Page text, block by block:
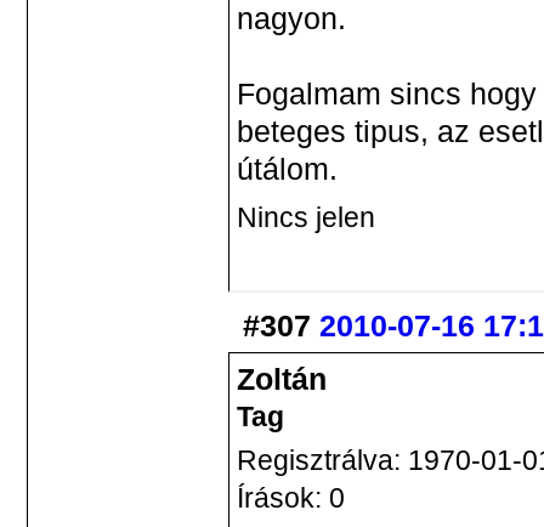
nagyon.
Fogalmam sincs
beteges tipus, az
útálom.
Nincs jelen
#307 2010-07-16
Zoltán
Tag
Regisztrálva: 1970-01-
Írások: 0